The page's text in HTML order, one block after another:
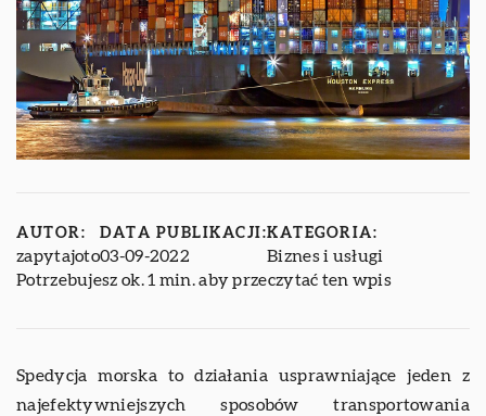
AUTOR:
zapytajoto
DATA PUBLIKACJI:
03-09-2022
KATEGORIA:
Biznes i usługi
Potrzebujesz ok. 1 min. aby przeczytać ten wpis
Spedycja morska to działania usprawniające jeden z
najefektywniejszych sposobów transportowania